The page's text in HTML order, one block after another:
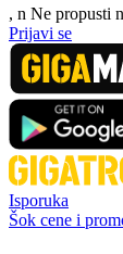
, n Ne propusti
Prijavi se
Isporuka
Šok cene i